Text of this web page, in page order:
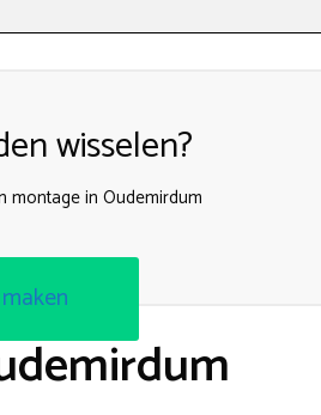
wisselen?
montage in Oudemirdum